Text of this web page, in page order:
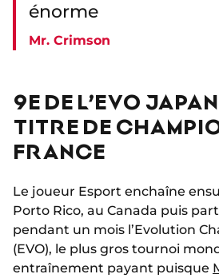
énorme
Mr. Crimson
9E DE L’EVO
TITRE DE
FRANCE
Le joueur Esport enchaîne
Porto Rico, au Canada puis
pendant un mois l’Evolution
(EVO), le plus gros tournoi
entraînement payant puisque